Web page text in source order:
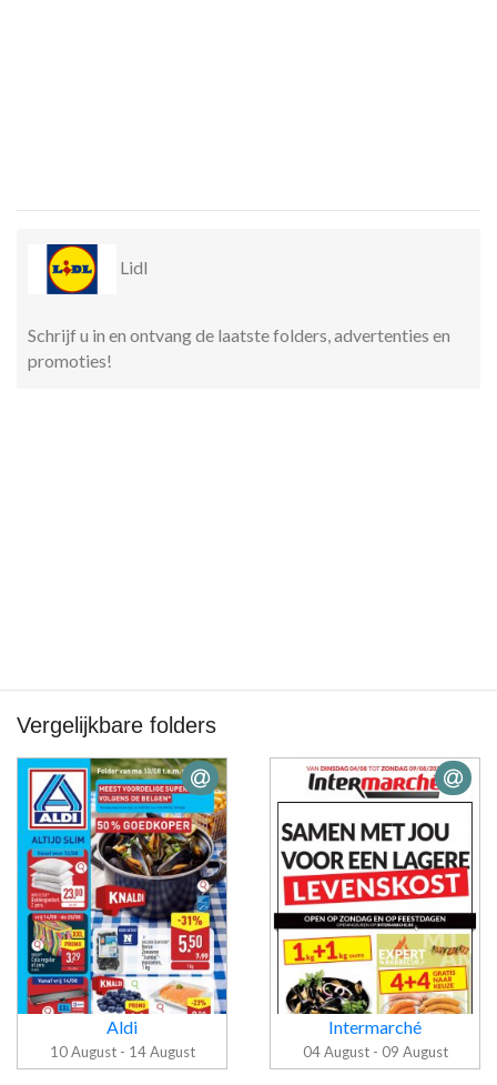
Lidl
Schrijf u in en ontvang de laatste folders, advertenties en
promoties!
Vergelijkbare folders
Aldi
10 August - 14 August
Intermarché
04 August - 09 August